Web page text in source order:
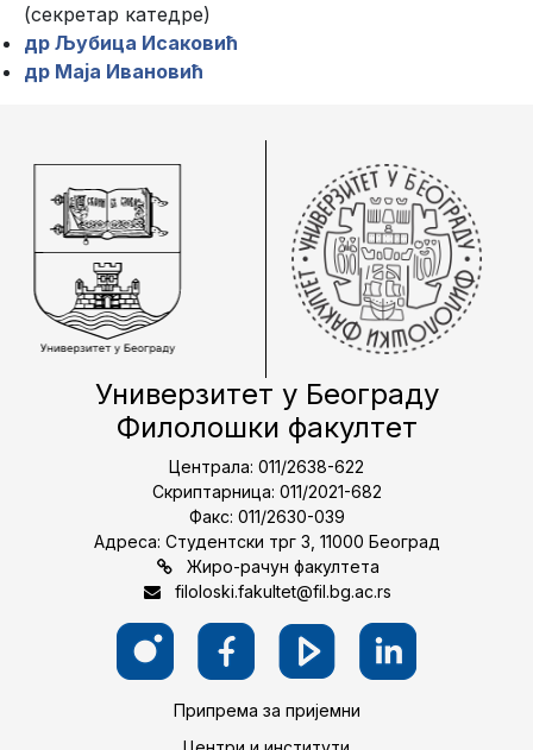
(секретар катедре)
др Љубица Исаковић
др Маја Ивановић
Универзитет у Београду
Филолошки факултет
Централа: 011/2638-622
Скриптарница: 011/2021-682
Факс: 011/2630-039
Адреса: Студентски трг 3, 11000 Београд
Жиро-рачун факултета
filoloski.fakultet@fil.bg.ac.rs
Припрема за пријемни